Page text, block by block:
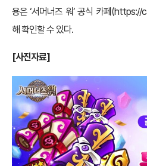
용은 ‘서머너즈 워’ 공식 카페(https://
해 확인할 수 있다.
[사진자료]